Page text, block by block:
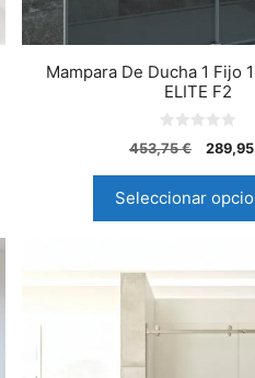
Mampara De Ducha 1 Fijo
ELITE F2
0
d
5
453,75€
Seleccionar